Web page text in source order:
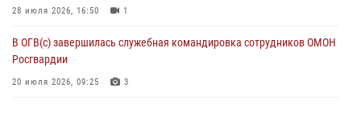
28 июля 2026, 16:50 1
В ОГВ(с) завершилась служебная командировка сотрудников ОМОН
Росгвардии
20 июля 2026, 09:25 3